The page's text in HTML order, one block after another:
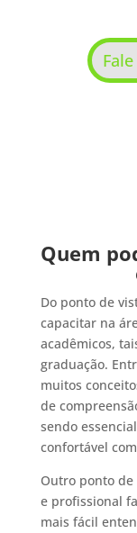
Quem
Do ponto de
capacitar na
acadêmicos,
graduação.
muitos
de
sendo
confortável
Outro ponto
e profissional
mais fácil